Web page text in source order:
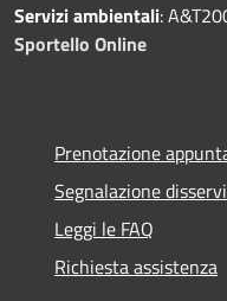
Servizi ambientali:
Sportello Online
Prenotazione
Segnalazione
Leggi le FAQ
Richiesta assistenza